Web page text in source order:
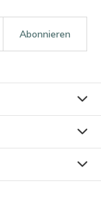
Abonnieren